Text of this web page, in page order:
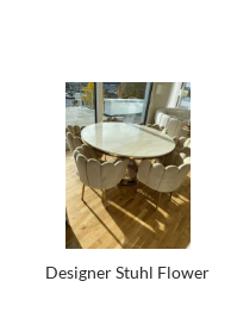
Designer Stuhl Flower